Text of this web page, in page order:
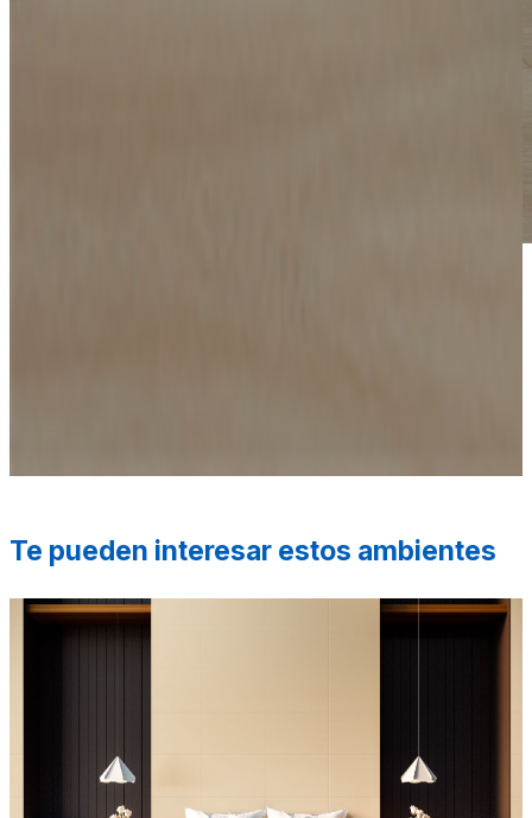
Te pueden interesar estos ambientes